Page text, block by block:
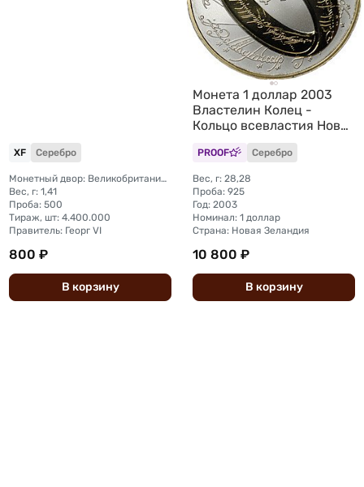
XF Серебро
Монетный двор: Великобритания, Лондон
Вес, г: 1,41
Проба: 500
Тираж, шт: 4.400.000
Правитель: Георг VI
800 ₽
В корзину
Монета 1 доллар 2003
Властелин Колец -
Кольцо всевластия Новая
Зеландия
PROOF Серебро
Вес, г: 28,28
Проба: 925
Год: 2003
Номинал: 1 доллар
Страна: Новая Зеландия
10 800 ₽
В корзину